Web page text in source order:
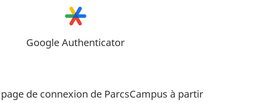
Google Authenticator
de connexion de ParcsCampus à partir